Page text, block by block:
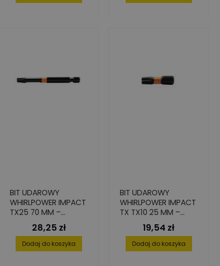
BIT UDAROWY
WHIRLPOWER IMPACT
TX25 70 MM –
TRWAŁOŚĆ 7X
LEPSZACena
28,25 zł
Dodaj do koszyka
BIT UDAROWY
WHIRLPOWER IMPACT
TX TX10 25 MM –
STAL S2, 4 SZT.
Cena
19,54 zł
Dodaj do koszyka